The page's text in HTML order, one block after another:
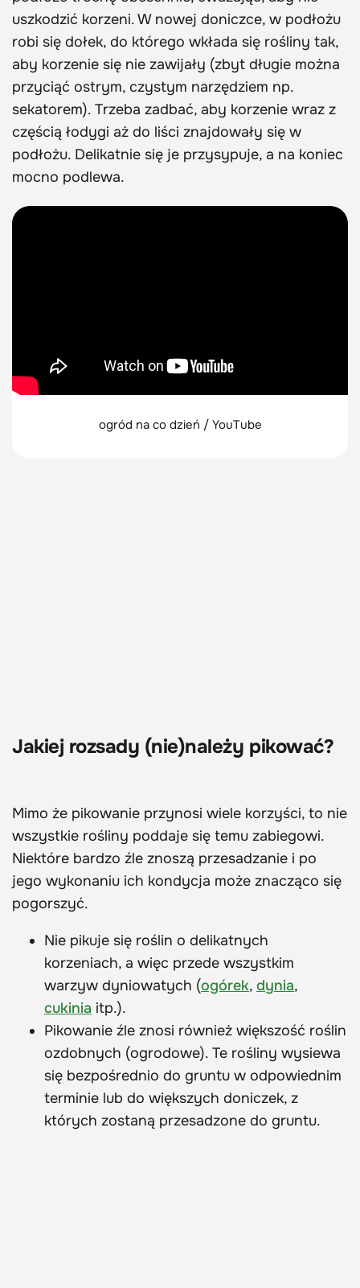
uszkodzić korzeni. W nowej doniczce, w podłożu
robi się dołek, do którego wkłada się rośliny tak,
aby korzenie się nie zawijały (zbyt długie można
przyciąć ostrym, czystym narzędziem np.
sekatorem). Trzeba zadbać, aby korzenie wraz z
częścią łodygi aż do liści znajdowały się w
podłożu. Delikatnie się je przysypuje, a na koniec
mocno podlewa.
ogród na co dzień / YouTube
Jakiej rozsady (nie)należy pikować?
Mimo że pikowanie przynosi wiele korzyści, to nie
wszystkie rośliny poddaje się temu zabiegowi.
Niektóre bardzo źle znoszą przesadzanie i po
jego wykonaniu ich kondycja może znacząco się
pogorszyć.
Nie pikuje się roślin o delikatnych
korzeniach, a więc przede wszystkim
warzyw dyniowatych (ogórek, dynia,
cukinia itp.).
Pikowanie źle znosi również większość roślin
ozdobnych (ogrodowe). Te rośliny wysiewa
się bezpośrednio do gruntu w odpowiednim
terminie lub do większych doniczek, z
których zostaną przesadzone do gruntu.